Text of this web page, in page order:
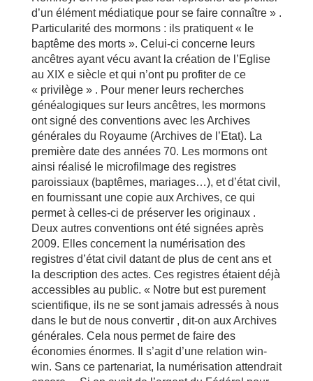
d’un élément médiatique pour se faire connaître » .
Particularité des mormons : ils pratiquent « le
baptême des morts ». Celui-ci concerne leurs
ancêtres ayant vécu avant la création de l’Eglise
au XIX e siècle et qui n’ont pu profiter de ce
« privilège » . Pour mener leurs recherches
généalogiques sur leurs ancêtres, les mormons
ont signé des conventions avec les Archives
générales du Royaume (Archives de l’Etat). La
première date des années 70. Les mormons ont
ainsi réalisé le microfilmage des registres
paroissiaux (baptêmes, mariages…), et d’état civil,
en fournissant une copie aux Archives, ce qui
permet à celles-ci de préserver les originaux .
Deux autres conventions ont été signées après
2009. Elles concernent la numérisation des
registres d’état civil datant de plus de cent ans et
la description des actes. Ces registres étaient déjà
accessibles au public. « Notre but est purement
scientifique, ils ne se sont jamais adressés à nous
dans le but de nous convertir , dit-on aux Archives
générales. Cela nous permet de faire des
économies énormes. Il s’agit d’une relation win-
win. Sans ce partenariat, la numérisation attendrait